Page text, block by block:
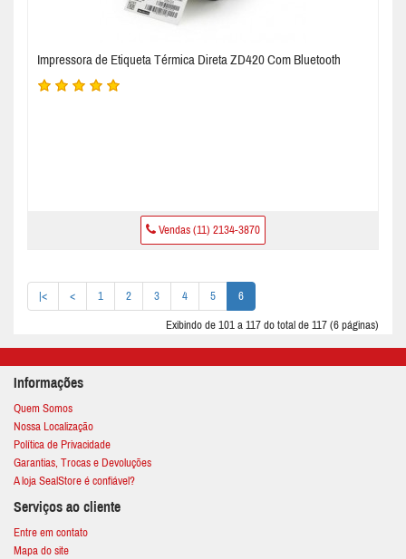
Impressora de Etiqueta Térmica Direta ZD420 Com Bluetooth
Vendas (11) 2134-3870
|< < 1 2 3 4 5 6
Exibindo de 101 a 117 do total de 117 (6 páginas)
Informações
Quem Somos
Nossa Localização
Política de Privacidade
Garantias, Trocas e Devoluções
A loja SealStore é confiável?
Serviços ao cliente
Entre em contato
Mapa do site